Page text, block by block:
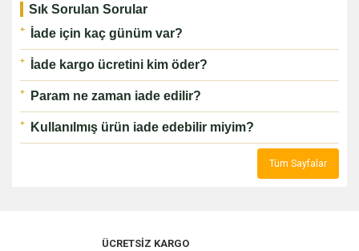
Sık Sorulan Sorular
İade için kaç günüm var?
İade kargo ücretini kim öder?
Param ne zaman iade edilir?
Kullanılmış ürün iade edebilir miyim?
Tüm Sayfalar
ÜCRETSİZ KARGO